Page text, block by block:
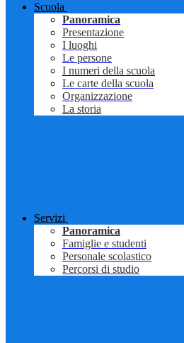
Scuola
Panoramica
Presentazione
I luoghi
Le persone
I numeri della scuola
Le carte della scuola
Organizzazione
La storia
Servizi
Panoramica
Famiglie e studenti
Personale scolastico
Percorsi di studio